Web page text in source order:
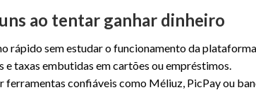
ao tentar ganhar dinheiro
rápido sem estudar o funcionamento da
e taxas embutidas em cartões ou empréstimos.
ferramentas confiáveis como Méliuz, PicPay ou